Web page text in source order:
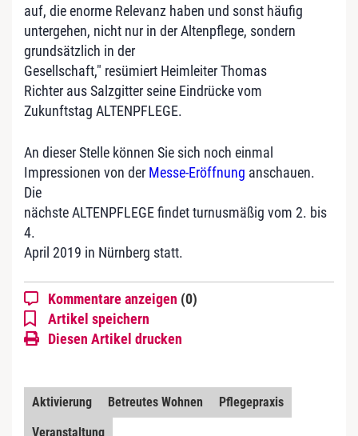
auf, die enorme Relevanz haben und sonst häufig
untergehen, nicht nur in der Altenpflege, sondern
grundsätzlich in der
Gesellschaft," resümiert Heimleiter Thomas
Richter aus Salzgitter seine Eindrücke vom
Zukunftstag ALTENPFLEGE.
An dieser Stelle können Sie sich noch einmal
Impressionen von der Messe-Eröffnung anschauen.
Die
nächste ALTENPFLEGE findet turnusmäßig vom 2. bis
4.
April 2019 in Nürnberg statt.
Kommentare anzeigen (0)
Artikel speichern
Diesen Artikel drucken
Aktivierung Betreutes Wohnen
Pflegepraxis
Veranstaltung